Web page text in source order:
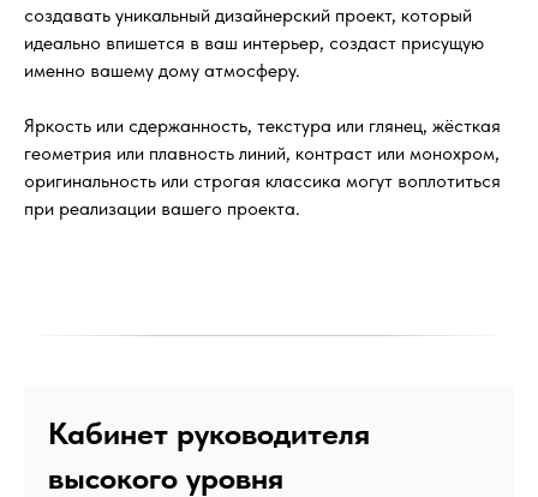
создавать уникальный дизайнерский проект, который
идеально впишется в ваш интерьер, создаст присущую
именно вашему дому атмосферу.
Яркость или сдержанность, текстура или глянец, жёсткая
геометрия или плавность линий, контраст или монохром,
оригинальность или строгая классика могут воплотиться
при реализации вашего проекта.
Кабинет руководителя
высокого уровня